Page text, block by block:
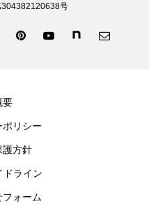
304382120638号
要
ポリシー
護方針
ドライン
フォーム